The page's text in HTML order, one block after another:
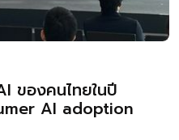
ของคนไทยในปี
AI adoption